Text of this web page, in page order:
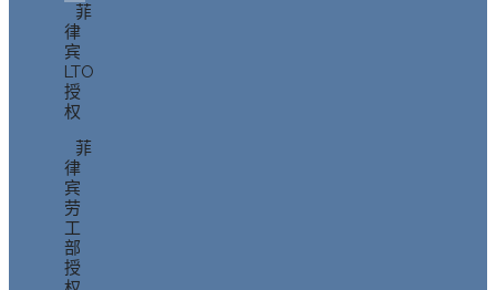
菲
律
宾
LTO
授
权
菲
律
宾
劳
工
部
授